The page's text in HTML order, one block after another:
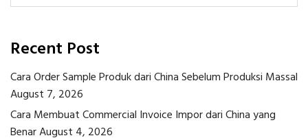
Recent Post
Cara Order Sample Produk dari China Sebelum Produksi Massal
August 7, 2026
Cara Membuat Commercial Invoice Impor dari China yang
BenarAugust 4, 2026